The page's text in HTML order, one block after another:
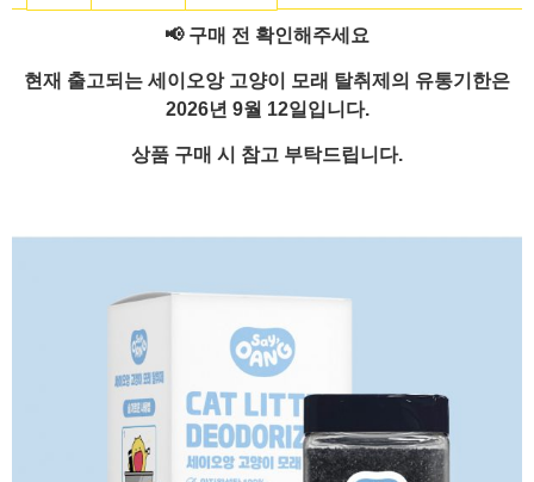
📢 구매 전 확인해주세요
현재 출고되는 세이오앙 고양이 모래 탈취제의 유통기한은
2026년 9월 12일입니다.
상품 구매 시 참고 부탁드립니다.